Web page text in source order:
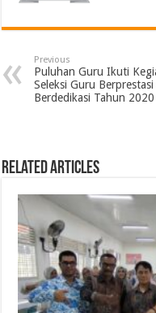
Previous
Puluhan Guru Ikuti
Seleksi Guru Berprestasi
Berdedikasi Tahun 2020
Related Articles